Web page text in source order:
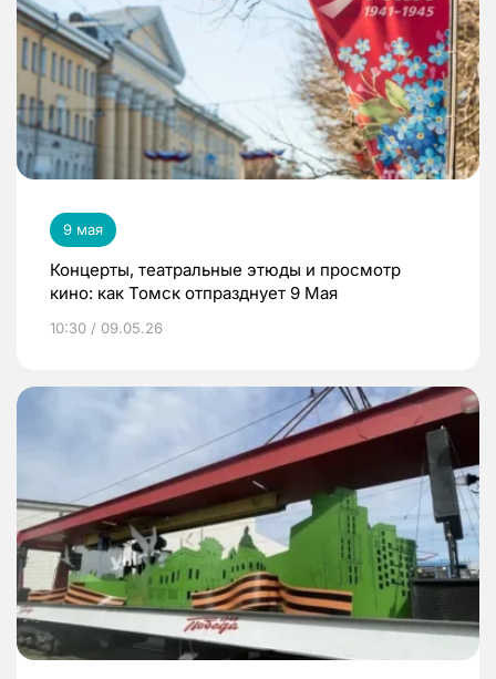
9 мая
Концерты, театральные этюды и просмотр
кино: как Томск отпразднует 9 Мая
10:30 / 09.05.26